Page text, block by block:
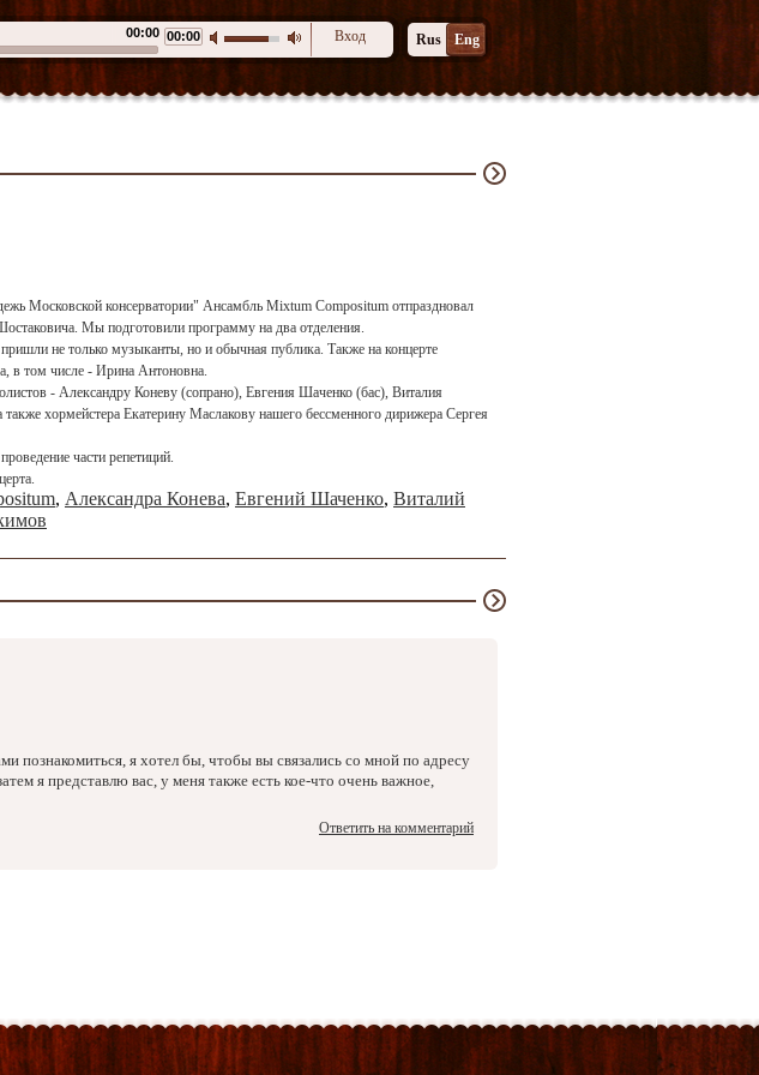
00:00 00:00 Вход Rus Eng
Московской консерватории" Ансамбль Mixtum Compositum отпраздновал
Мы подготовили программу на два отделения.
не только музыканты, но и обычная публика. Также на концерте
в том числе - Ирина Антоновна.
- Александру Коневу (сопрано), Евгения Шаченко (бас), Виталия
хормейстера Екатерину Маслакову нашего бессменного дирижера Сергея
части репетиций.
, Александра Конева, Евгений Шаченко, Виталий
познакомиться, я хотел бы, чтобы вы связались со мной по адресу
я представлю вас, у меня также есть кое-что очень важное,
Ответить на комментарий